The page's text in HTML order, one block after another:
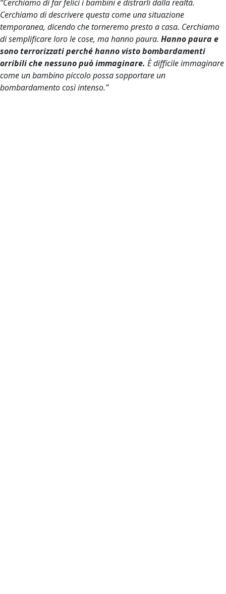
“Cerchiamo di far felici i bambini e distrarli dalla realtà.
Cerchiamo di descrivere questa come una situazione
temporanea, dicendo che torneremo presto a casa. Cerchiamo
di semplificare loro le cose, ma hanno paura. Hanno paura e
sono terrorizzati perché hanno visto bombardamenti
orribili che nessuno può immaginare. È difficile immaginare
come un bambino piccolo possa sopportare un
bombardamento così intenso.”